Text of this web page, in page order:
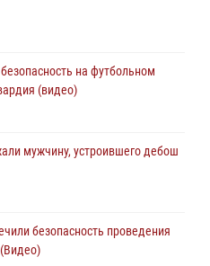
на футбольном
(видео)
мужчину, устроившего дебош
безопасность проведения